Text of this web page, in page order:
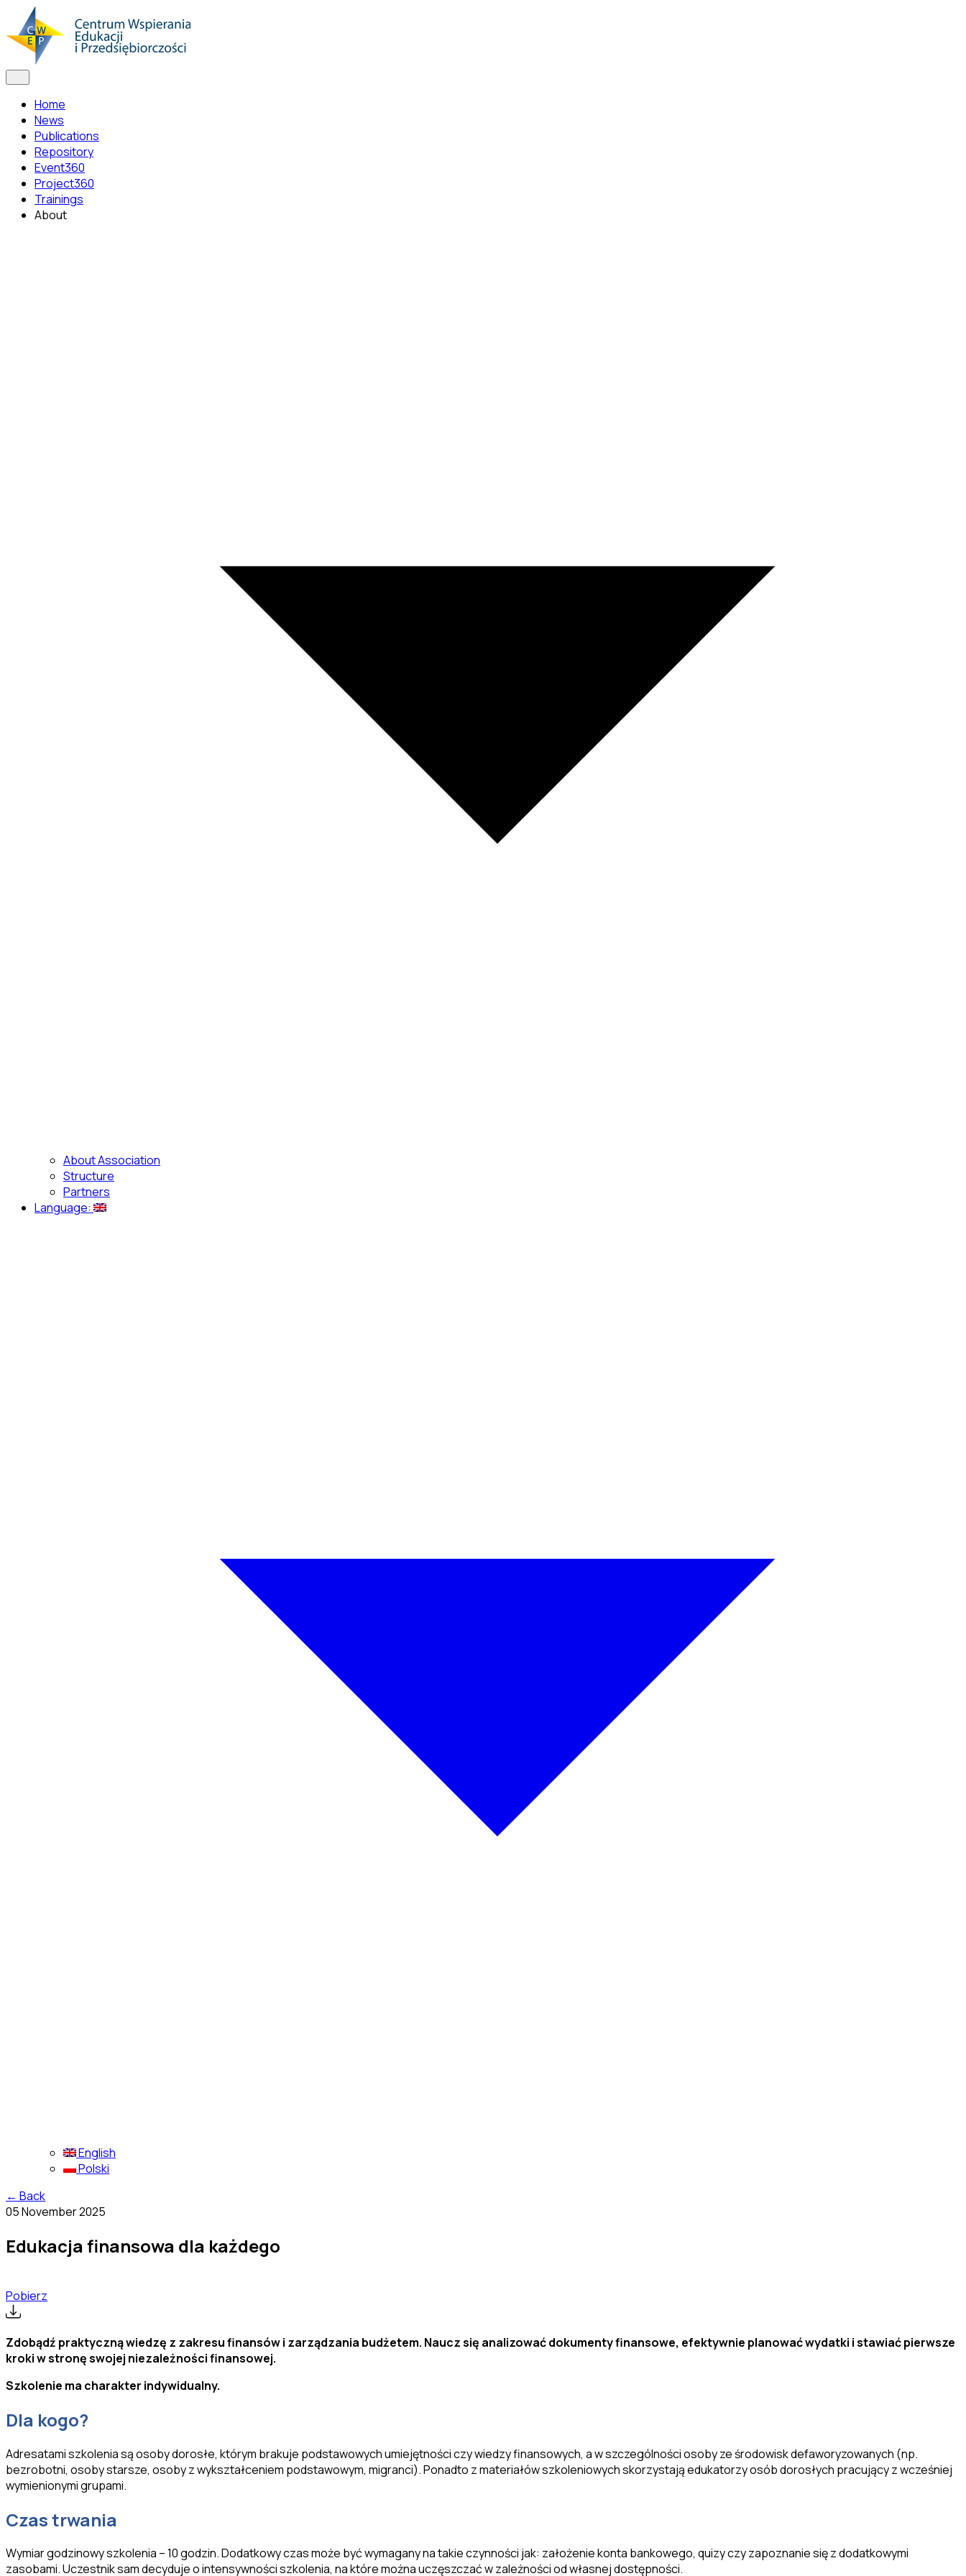
Home
News
Publications
Repository
Event360
Project360
Trainings
About
About Association
Structure
Partners
Language:
English
Polski
← Back
05 November 2025
Edukacja finansowa dla każdego
Pobierz
Zdobądź praktyczną wiedzę z zakresu finansów i zarządzania budżetem. Naucz się analizować dokumenty finansowe, efektywnie planować wydatki i stawiać pierwsze
kroki w stronę swojej niezależności finansowej.
Szkolenie ma charakter indywidualny.
Dla kogo?
Adresatami szkolenia są osoby dorosłe, którym brakuje podstawowych umiejętności czy wiedzy finansowych, a w szczególności osoby ze środowisk defaworyzowanych (np.
bezrobotni, osoby starsze, osoby z wykształceniem podstawowym, migranci). Ponadto z materiałów szkoleniowych skorzystają edukatorzy osób dorosłych pracujący z wcześniej
wymienionymi grupami.
Czas trwania
Wymiar godzinowy szkolenia – 10 godzin. Dodatkowy czas może być wymagany na takie czynności jak: założenie konta bankowego, quizy czy zapoznanie się z dodatkowymi
zasobami. Uczestnik sam decyduje o intensywności szkolenia, na które można uczęszczać w zależności od własnej dostępności.